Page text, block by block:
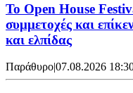
Το Open House
συμμετοχές και
και ελπίδας
Παράθυρο|07.08.2026